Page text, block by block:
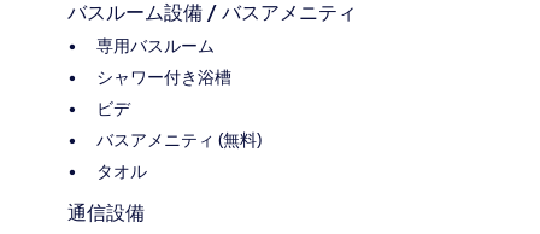
バスルーム設備 / バスアメニティ
専用バスルーム
シャワー付き浴槽
ビデ
バスアメニティ (無料)
タオル
通信設備